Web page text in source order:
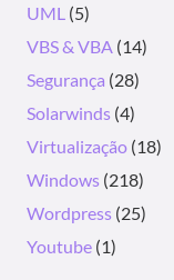
UML (5)
VBS & VBA (14)
Segurança (28)
Solarwinds (4)
Virtualização (18)
Windows (218)
Wordpress (25)
Youtube (1)